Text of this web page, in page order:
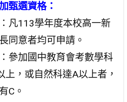
甄選資格：
凡113學年度本校高一新
同意者均可申請。
參加國中教育會考數學科
上，或自然科達A以上者，
C。